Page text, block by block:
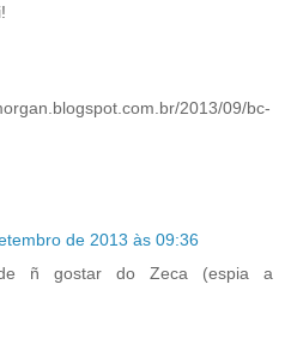
2013/09/bc-
de 2013 às 09:36
de ñ gostar do Zeca (espia a